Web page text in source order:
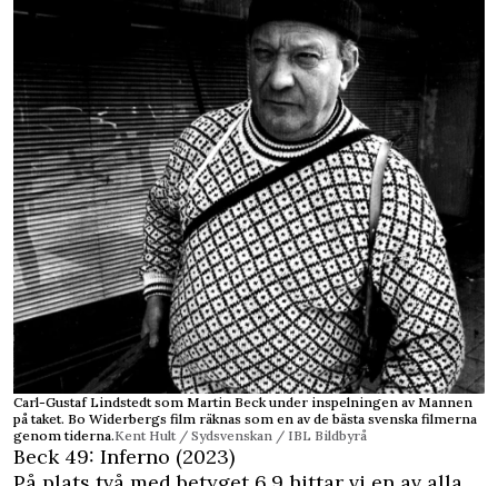
Carl-Gustaf Lindstedt som Martin Beck under inspelningen av Mannen
på taket. Bo Widerbergs film räknas som en av de bästa svenska filmerna
genom tiderna.Kent Hult / Sydsvenskan / IBL Bildbyrå
Beck 49: Inferno (2023)